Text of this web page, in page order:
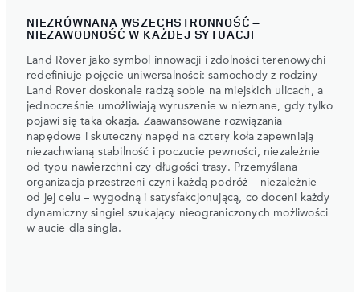
NIEZRÓWNANA WSZECHSTRONNOŚĆ –
NIEZAWODNOŚĆ W KAŻDEJ SYTUACJI
Land Rover jako symbol innowacji i zdolności terenowychi
redefiniuje pojęcie uniwersalności: samochody z rodziny
Land Rover doskonale radzą sobie na miejskich ulicach, a
jednocześnie umożliwiają wyruszenie w nieznane, gdy tylko
pojawi się taka okazja. Zaawansowane rozwiązania
napędowe i skuteczny napęd na cztery koła zapewniają
niezachwianą stabilność i poczucie pewności, niezależnie
od typu nawierzchni czy długości trasy. Przemyślana
organizacja przestrzeni czyni każdą podróż – niezależnie
od jej celu – wygodną i satysfakcjonującą, co doceni każdy
dynamiczny singiel szukający nieograniczonych możliwości
w aucie dla singla.